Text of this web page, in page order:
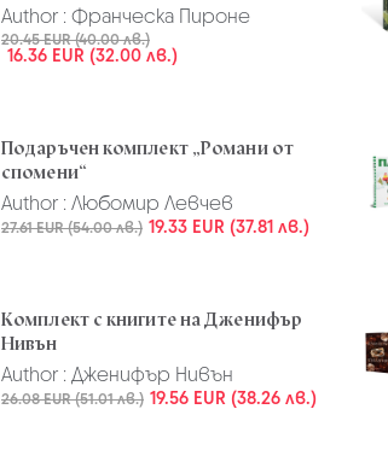
Author : Франческа Пироне
20.45 EUR (40.00 лв.)
16.36 EUR (32.00 лв.)
Подаръчен комплект „Романи от
спомени“
Author : Любомир Левчев
27.61 EUR (54.00 лв.) 19.33 EUR (37.81 лв.)
Комплект с книгите на Дженифър
Нивън
Author : Дженифър Нивън
26.08 EUR (51.01 лв.) 19.56 EUR (38.26 лв.)